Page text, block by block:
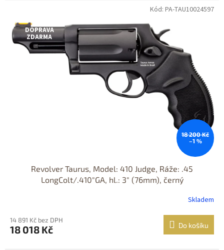
DOPRAVA
ZDARMA
18 200 Kč
–1 %
Revolver Taurus, Model: 410 Judge, Ráže: .45
LongColt/.410"GA, hl.: 3" (76mm), černý
Skladem
14 891 Kč bez DPH
18 018 Kč Do košíku
Kód: PA-TAU10024597